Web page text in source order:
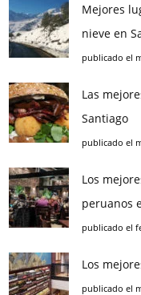
Mejores
nieve en
publicado el
Las
Santiago
publicado el
Los
peruanos
publicado el
Los
publicado el